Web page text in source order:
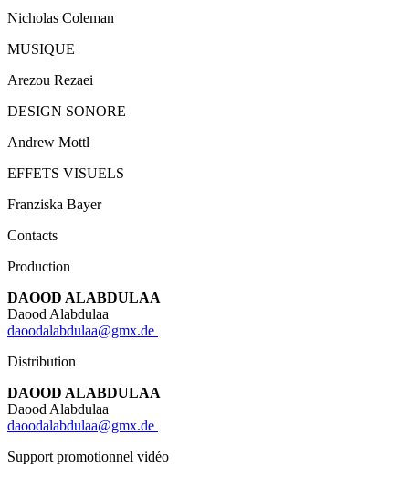
Nicholas Coleman
MUSIQUE
Arezou Rezaei
DESIGN SONORE
Andrew Mottl
EFFETS VISUELS
Franziska Bayer
Contacts
Production
DAOOD ALABDULAA
Daood Alabdulaa
daoodalabdulaa@gmx.de
Distribution
DAOOD ALABDULAA
Daood Alabdulaa
daoodalabdulaa@gmx.de
Support promotionnel vidéo